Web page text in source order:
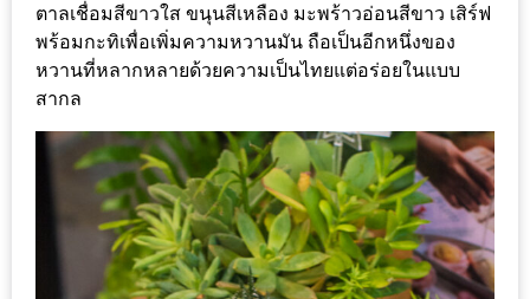
ติดต่อ
น้า
ติดต่อ
น้า
อ้วน
น้า
ตาลเชื่อมสีขาวใส ขนุนสีเหลือง มะพร้าวอ่อนสีขาว เสิร์ฟ
พร้อมกะทิเพื่อเพิ่มความหวานมัน ถือเป็นอีกหนึ่งของ
หวานที่หลากหลายด้วยความเป็นไทยแต่อร่อยในแบบ
สากล